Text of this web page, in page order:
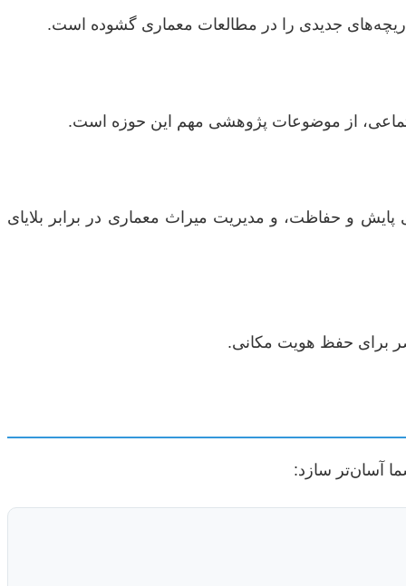
جدیدی را در مطالعات معماری گشوده است.
از موضوعات پژوهشی مهم این حوزه است.
پایش و حفاظت، و مدیریت میراث معماری در برابر بلایای
برای حفظ هویت مکانی.
آسان‌تر سازد: